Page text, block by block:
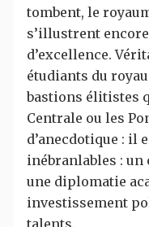
tombent, le
s’illustrent
d’excellence.
étudiants du
bastions élitistes
Centrale ou les
d’anecdotique : il
inébranlables : un
une diplomatie
investissement
talents.